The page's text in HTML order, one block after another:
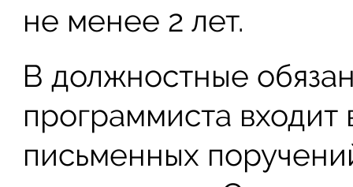
не менее 2 лет.
В должностные
программиста
письменных